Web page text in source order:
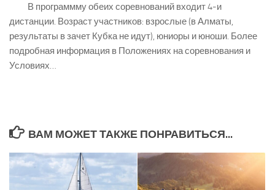
В программму обеих соревнований входит 4-и
дистанции. Возраст участников: взрослые (в Алматы,
результаты в зачет Кубка не идут), юниоры и юноши. Более
подробная информация в Положениях на соревнования и
Условиях…
ВАМ МОЖЕТ ТАКЖЕ ПОНРАВИТЬСЯ...